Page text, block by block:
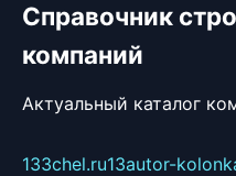
Справочник
компаний
Актуальный каталог
133chel.ru13autor-